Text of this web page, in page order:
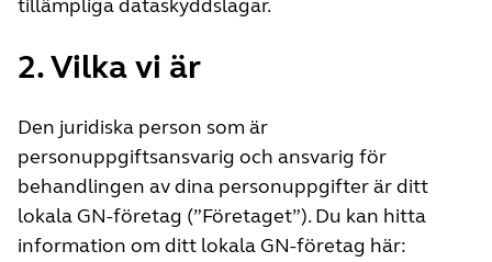
tillämpliga dataskyddslagar.
2. Vilka vi är
Den juridiska person som är
personuppgiftsansvarig och ansvarig för
behandlingen av dina personuppgifter är ditt
lokala GN-företag (”Företaget”). Du kan hitta
information om ditt lokala GN-företag här: